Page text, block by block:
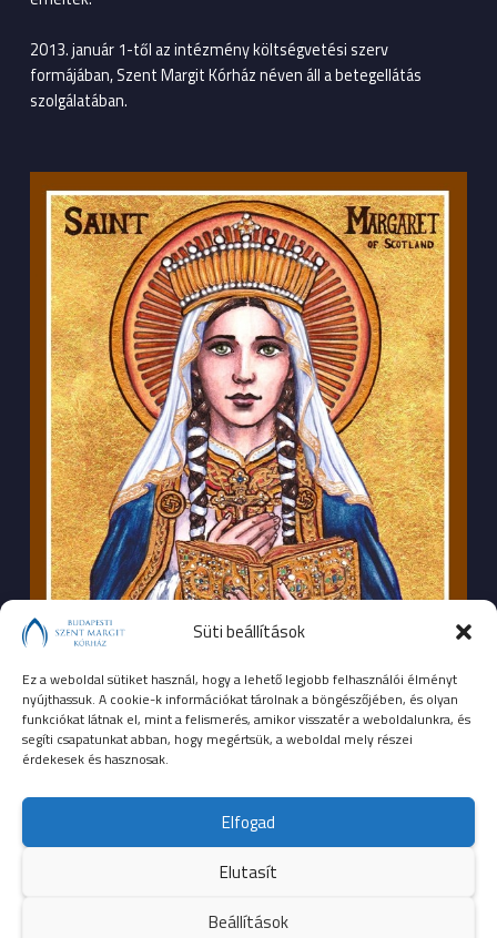
Süti beállítások
Ez a weboldal sütiket használ, hogy a lehető legjobb felhasználói élményt
nyújthassuk. A cookie-k információkat tárolnak a böngészőjében, és olyan
funkciókat látnak el, mint a felismerés, amikor visszatér a weboldalunkra, és
segíti csapatunkat abban, hogy megértsük, a weboldal mely részei
érdekesek és hasznosak.
Elfogad
Elutasít
Beállítások
2013. január 1-től az intézmény költségvetési szerv
formájában, Szent Margit Kórház néven áll a betegellátás
szolgálatában.
SEGÉLYHÍVÓSZÁMOK
104mentők